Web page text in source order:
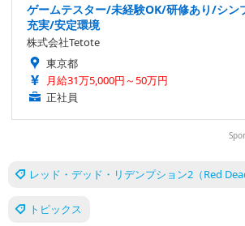
ゲームテスター/未経験OK/研修あり/シン
充実/安定環境
株式会社Tetote
東京都
月給31万5,000円～50万円
正社員
レッド・デッド・リデンプション2（Red
トピックス